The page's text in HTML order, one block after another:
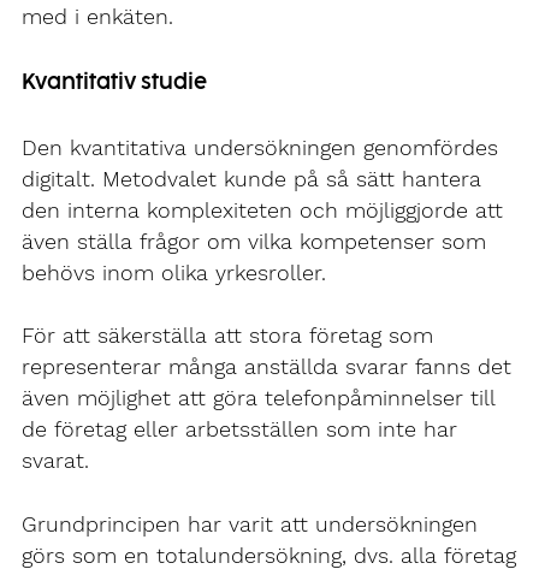
med i enkäten.
Kvantitativ studie
Den kvantitativa undersökningen genomfördes
digitalt. Metodvalet kunde på så sätt hantera
den interna komplexiteten och möjliggjorde att
även ställa frågor om vilka kompetenser som
behövs inom olika yrkesroller.
För att säkerställa att stora företag som
representerar många anställda svarar fanns det
även möjlighet att göra telefonpåminnelser till
de företag eller arbetsställen som inte har
svarat. ​
Grundprincipen har varit att undersökningen
görs som en totalundersökning, dvs. alla företag